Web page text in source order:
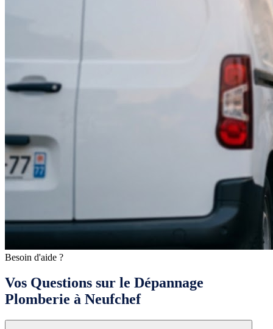
Besoin d'aide ?
Vos Questions sur le Dépannage
Plomberie à Neufchef